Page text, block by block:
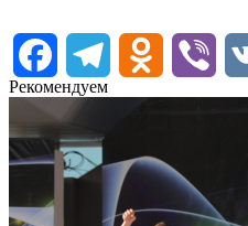
FacebookTelegram
Рекомендуем